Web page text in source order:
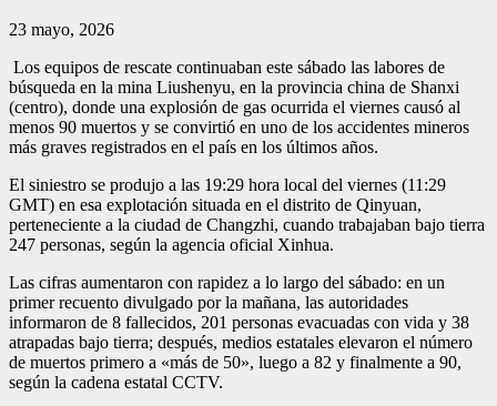
23 mayo, 2026
Los equipos de rescate continuaban este sábado las labores de
búsqueda en la mina Liushenyu, en la provincia china de Shanxi
(centro), donde una explosión de gas ocurrida el viernes causó al
menos 90 muertos y se convirtió en uno de los accidentes mineros
más graves registrados en el país en los últimos años.
El siniestro se produjo a las 19:29 hora local del viernes (11:29
GMT) en esa explotación situada en el distrito de Qinyuan,
perteneciente a la ciudad de Changzhi, cuando trabajaban bajo tierra
247 personas, según la agencia oficial Xinhua.
Las cifras aumentaron con rapidez a lo largo del sábado: en un
primer recuento divulgado por la mañana, las autoridades
informaron de 8 fallecidos, 201 personas evacuadas con vida y 38
atrapadas bajo tierra; después, medios estatales elevaron el número
de muertos primero a «más de 50», luego a 82 y finalmente a 90,
según la cadena estatal CCTV.